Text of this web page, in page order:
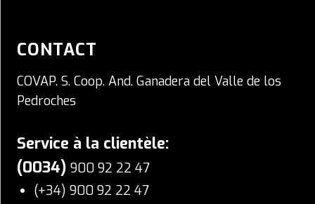
CONTACT
COVAP. S. Coop. And. Ganadera del Valle de los
Pedroches
Service à la clientèle:
(0034) 900 92 22 47
(+34) 900 92 22 47